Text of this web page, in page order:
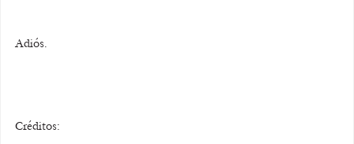
Adiós.
Créditos: